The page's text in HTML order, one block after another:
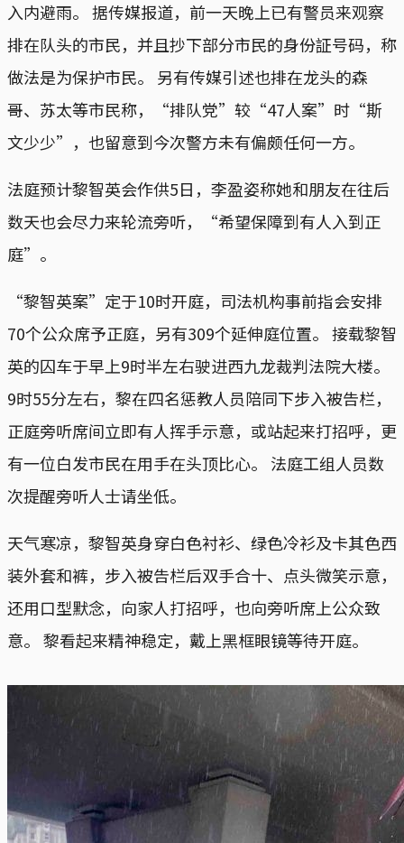
入内避雨。 据传媒报道，前一天晚上已有警员来观察
排在队头的市民，并且抄下部分市民的身份証号码，称
做法是为保护市民。 另有传媒引述也排在龙头的森
哥、苏太等市民称，“排队党”较“47人案”时“斯
文少少”，也留意到今次警方未有偏颇任何一方。
法庭预计黎智英会作供5日，李盈姿称她和朋友在往后
数天也会尽力来轮流旁听，“希望保障到有人入到正
庭”。
“黎智英案”定于10时开庭，司法机构事前指会安排
70个公众席予正庭，另有309个延伸庭位置。 接载黎智
英的囚车于早上9时半左右驶进西九龙裁判法院大楼。
9时55分左右，黎在四名惩教人员陪同下步入被告栏，
正庭旁听席间立即有人挥手示意，或站起来打招呼，更
有一位白发市民在用手在头顶比心。 法庭工组人员数
次提醒旁听人士请坐低。
天气寒凉，黎智英身穿白色衬衫、绿色冷衫及卡其色西
装外套和裤，步入被告栏后双手合十、点头微笑示意，
还用口型默念，向家人打招呼，也向旁听席上公众致
意。 黎看起来精神稳定，戴上黑框眼镜等待开庭。